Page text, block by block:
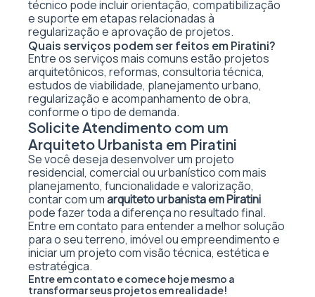
técnico pode incluir orientação, compatibilização
e suporte em etapas relacionadas à
regularização e aprovação de projetos.
Quais serviços podem ser feitos em Piratini?
Entre os serviços mais comuns estão projetos
arquitetônicos, reformas, consultoria técnica,
estudos de viabilidade, planejamento urbano,
regularização e acompanhamento de obra,
conforme o tipo de demanda.
Solicite Atendimento com um
Arquiteto Urbanista em Piratini
Se você deseja desenvolver um projeto
residencial, comercial ou urbanístico com mais
planejamento, funcionalidade e valorização,
contar com umarquiteto urbanista em Piratini
pode fazer toda a diferença no resultado final.
Entre em contato para entender a melhor solução
para o seu terreno, imóvel ou empreendimento e
iniciar um projeto com visão técnica, estética e
estratégica.
Entre em contato e comece hoje mesmo a
transformar seus projetos em realidade!